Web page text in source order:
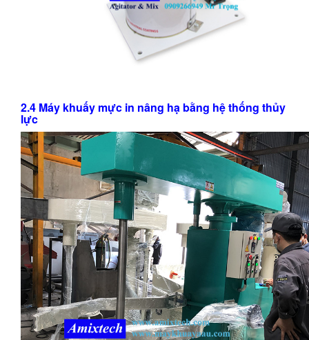
2.4 Máy khuấy mực in nâng hạ bằng hệ thống thủy
lực